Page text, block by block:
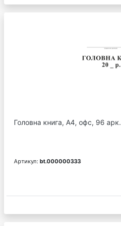
Головна книга, А4, офс, 96 арк.
Артикул: bt.000000333